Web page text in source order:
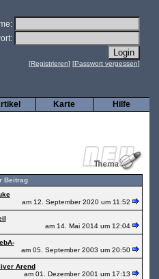
[Registrieren] [Passwort vergessen]
Hilfe
Karte
Beitrag
am 12. September 2020 um 11:52
am 14. Mai 2014 um 12:04
am 05. September 2003 um 20:50
Arend
am 01. Dezember 2001 um 17:13